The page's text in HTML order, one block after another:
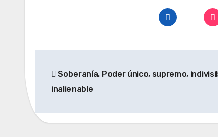
de Soberanía. Poder único, supremo,
inalienable